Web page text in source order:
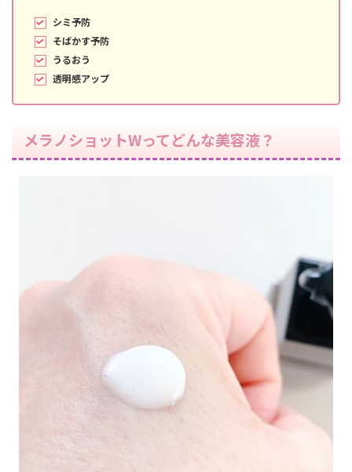
シミ予防
そばかす予防
うるおう
透明感アップ
メラノショットWってどんな美容液？